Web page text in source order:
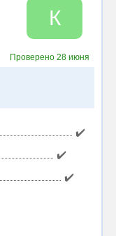
К
Проверено 28 июня
✔️
✔️
✔️